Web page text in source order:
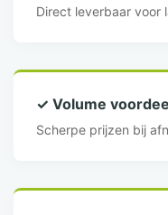
Direct leverbaar voor
✓ Volume
Scherpe prijzen bij